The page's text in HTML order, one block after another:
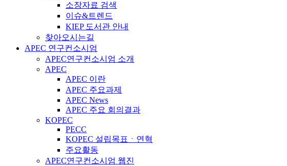
소장자료 검색
이슈&트렌드
KIEP 도서관 안내
찾아오시는길
APEC 연구컨소시엄
APEC연구컨소시엄 소개
APEC
APEC 이란
APEC 주요과제
APEC News
APEC 주요 회의결과
KOPEC
PECC
KOPEC 설립목표ㆍ연혁
주요활동
APEC연구컨소시엄 웹진